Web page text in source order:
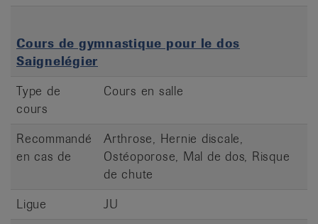
Cours de gymnastique pour le dos
Saignelégier
Type de
cours
Cours en salle
Recommandé
en cas de
Arthrose, Hernie discale,
Ostéoporose, Mal de dos, Risque
de chute
Ligue
JU